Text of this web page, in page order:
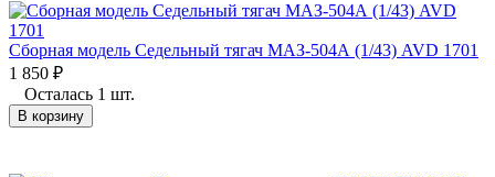
Сборная модель Седельный тягач МАЗ-504А (1/43) AVD 1701
1 850 ₽
Осталась 1 шт.
В корзину